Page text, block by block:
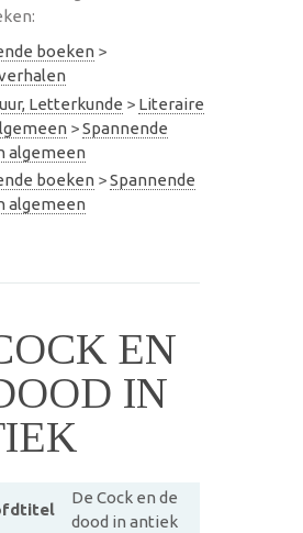
boeken >
Letterkunde > Literaire
>Spannende
algemeen
boeken >Spannende
algemeen
EN
IN
De Cock en de
dood in antiek